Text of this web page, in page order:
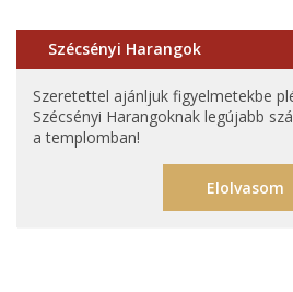
Szécsényi Harangok
Szeretettel ajánljuk figyelmetekbe
Szécsényi Harangoknak legújabb
a templomban!
Elolvasom